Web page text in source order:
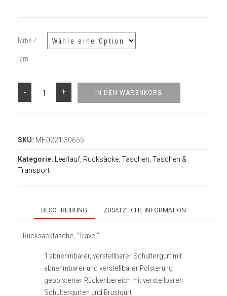
Farbe /
Tarn
- + IN DEN WARENKORB
SKU: MF.0221.30655
Kategorie: Leerlauf Rucksäcke Taschen Taschen &
Transport
BESCHREIBUNG ZUSÄTZLICHE INFORMATION
Rucksacktasche, “Travel”
1 abnehmbarer, verstellbarer Schultergurt mit
abnehmbarer und verstellbarer Polsterung
gepolsterter Rückenbereich mit verstellbaren
Schultergurten und Brustgurt